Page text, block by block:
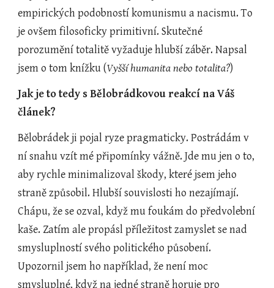
empirických podobností komunismu a nacismu. To
je ovšem filosoficky primitivní. Skutečné
porozumění totalitě vyžaduje hlubší záběr. Napsal
jsem o tom knížku (Vyšší humanita nebo totalita?)
Jak je to tedy s Bělobrádkovou reakcí na Váš
článek?
Bělobrádek ji pojal ryze pragmaticky. Postrádám v
ní snahu vzít mé připomínky vážně. Jde mu jen o to,
aby rychle minimalizoval škody, které jsem jeho
straně způsobil. Hlubší souvislosti ho nezajímají.
Chápu, že se ozval, když mu foukám do předvolební
kaše. Zatím ale propásl příležitost zamyslet se nad
smysluplností svého politického působení.
Upozornil jsem ho například, že není moc
smysluplné, když na jedné straně horuje pro